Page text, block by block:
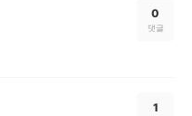
0
댓글
1